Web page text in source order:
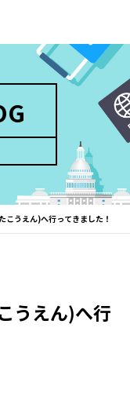
こうえん)へ行ってきました！
うえん)へ行